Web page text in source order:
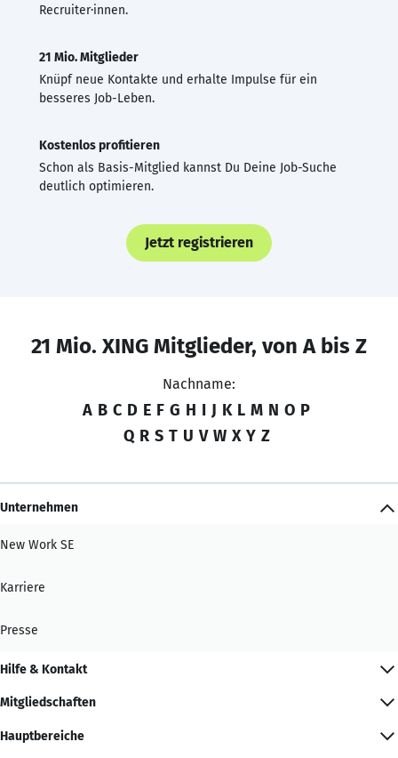
Recruiter·innen.
21 Mio. Mitglieder
Knüpf neue Kontakte und erhalte Impulse für ein
besseres Job-Leben.
Kostenlos profitieren
Schon als Basis-Mitglied kannst Du Deine Job-Suche
deutlich optimieren.
Jetzt registrieren
21 Mio. XING Mitglieder, von A bis Z
Nachname:
A B C D E F G H I J K L M N O P
Q R S T U V W X Y Z
Unternehmen
New Work SE
Karriere
Presse
Hilfe & Kontakt
Mitgliedschaften
Hauptbereiche